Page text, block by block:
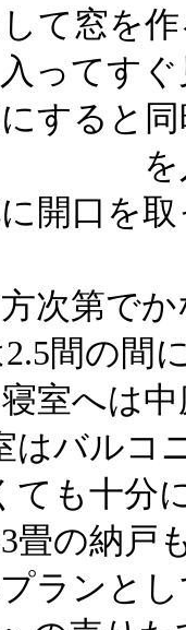
て窓を
ってす
すると
開口を
次第で
間の間
室へは
はバルコ
ても十分
畳の納戸
ランと